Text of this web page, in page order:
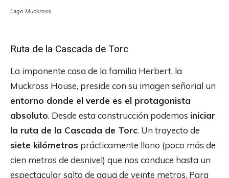
Lago Muckross
Ruta de la Cascada de Torc
La imponente casa de la familia Herbert, la
Muckross House, preside con su imagen señorial un
entorno donde el verde es el protagonista
absoluto. Desde esta construcción podemos iniciar
la ruta de la Cascada de Torc. Un trayecto de
siete kilómetros prácticamente llano (poco más de
cien metros de desnivel) que nos conduce hasta un
espectacular salto de agua de veinte metros. Para